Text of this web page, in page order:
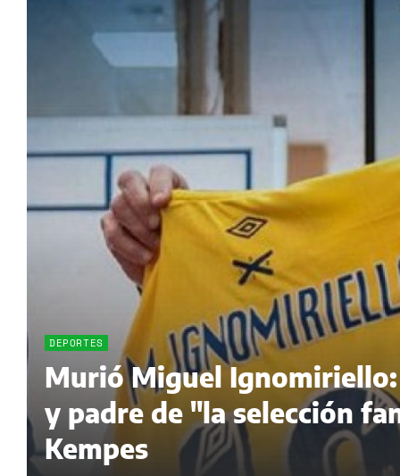
DEPORTES
Murió Miguel
y padre de "la selección
Kempes